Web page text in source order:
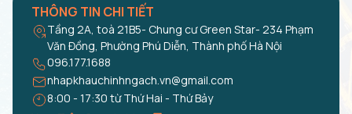
THÔNG TIN CHI TIẾT
Tầng 2A, toà 21B5- Chung cư Green Star- 234 Phạm
Văn Đồng, Phường Phú Diễn, Thành phố Hà Nội
096.177.1688
nhapkhauchinhngach.vn@gmail.com
8:00 - 17:30 từ Thứ Hai - Thứ Bảy